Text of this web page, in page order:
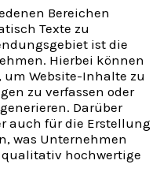
Bereichen
Texte zu
ist die
Hierbei können
um Website-Inhalte zu
zu verfassen oder
Darüber
auch für die Erstellung
was Unternehmen
hochwertige